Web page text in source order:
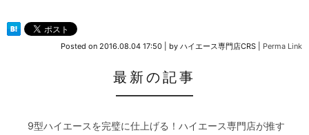
Posted on 2016.08.04 17:50 by ハイエース専門店CRS Perma Link
最新の記事
9型ハイエースを完璧に仕上げる！ハイエース専門店が推す